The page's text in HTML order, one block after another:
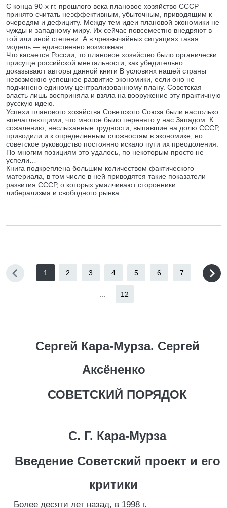
С конца 90-х гг. прошлого века плановое хозяйство СССР
принято считать неэффективным, убыточным, приводящим к
очередям и дефициту. Между тем идеи плановой экономики не
чужды и западному миру. Их сейчас повсеместно внедряют в
той или иной степени. А в чрезвычайных ситуациях такая
модель — единственно возможная.
Что касается России, то плановое хозяйство было органически
присуще российской ментальности, как убедительно
доказывают авторы данной книги В условиях нашей страны
невозможно успешное развитие экономики, если оно не
подчинено единому централизованному плану. Советская
власть лишь восприняла и взяла на вооружение эту практичную
русскую идею.
Успехи планового хозяйства Советского Союза были настолько
впечатляющими, что многое было перенято у нас Западом. К
сожалению, неслыханные трудности, выпавшие на долю СССР,
приводили и к определенным сложностям в экономике, но
советское руководство постоянно искало пути их преодоления.
По многим позициям это удалось, по некоторым просто не
успели…
Книга подкреплена большим количеством фактического
материала, в том числе в ней приводятся такие показатели
развития СССР, о которых умалчивают сторонники
либерализма и свободного рынка.
1 2 3 4 5 6 7
12
Сергей Кара-Мурза. Сергей
Аксёненко
СОВЕТСКИЙ ПОРЯДОК
С. Г. Кара-Мурза
Введение Советский проект и его
критики
Более десяти лет назад, в 1998 г.